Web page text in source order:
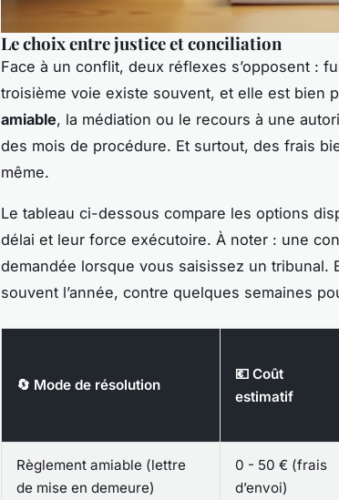
Le choix entre justice et conciliation
Face à un conflit, deux réflexes s’opposent :
troisième voie existe souvent, et elle est bien
amiable, la médiation ou le recours à une
des mois de procédure. Et surtout, des frais
même.
Le tableau ci-dessous compare les options
délai et leur force exécutoire. À noter : une
demandée lorsque vous saisissez un tribunal.
souvent l’année, contre quelques semaines
🔄 Mode de résolution
💶 Coût
estimatif
Règlement amiable (lettre
de mise en demeure)
0 - 50 € (frais
d’envoi)